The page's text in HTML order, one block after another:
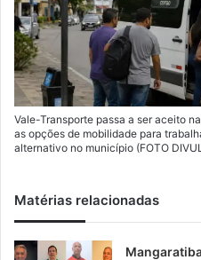
Vale-Transporte passa a ser aceito
as opções de mobilidade para
alternativo no município (FOTO
Matérias relacionadas